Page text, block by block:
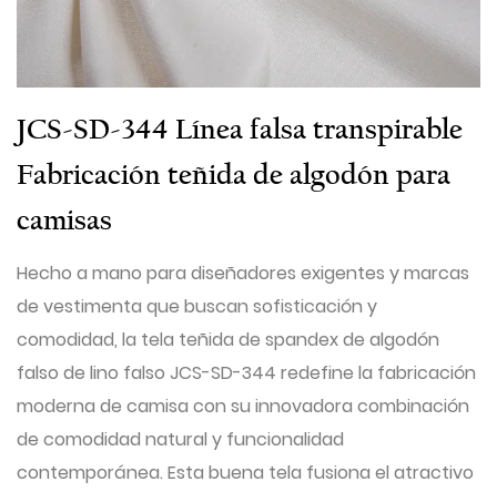
JCS-SD-344 Línea falsa transpirable
Fabricación teñida de algodón para
camisas
Hecho a mano para diseñadores exigentes y marcas
de vestimenta que buscan sofisticación y
comodidad, la tela teñida de spandex de algodón
falso de lino falso JCS-SD-344 redefine la fabricación
moderna de camisa con su innovadora combinación
de comodidad natural y funcionalidad
contemporánea. Esta buena tela fusiona el atractivo